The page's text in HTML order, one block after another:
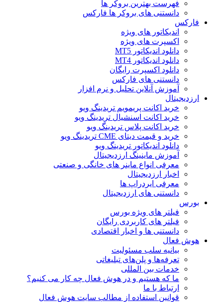
فهرست بهترین بروکر ها
دانستنی های بروکر ها فارکس
فارکس
اندیکاتور های ویژه
اکسپرت های ویژه
دانلود اندیکاتور MT5
دانلود اندیکاتور MT4
دانلود اکسپرت رایگان
دانستنی های فارکس
آموزش آنلاین تحلیل و نرم افزار
ارزدیجیتال
خرید اکانت پریمویم تریدینگ ویو
خرید اکانت اسنشیال تریدینگ ویو
خرید اکانت پلاس تریدینگ ویو
خرید و قیمت دیتای CME تریدینگ ویو
دانلود اندیکاتور تریدینگ ویو
آموزش ماینینگ ارزدیجیتال
معرفی انواع ماینر های خانگی و صنعتی
اخبار ارزدیجیتال
معرفی ایردراپ ها
دانستنی های ارزدیجیتال
بورس
فیلتر های ویژه بورس
فیلتر های کاربردی رایگان
دانستنی ها و اخبار اقتصادی
هوش فعال
بیانیه سلب مسئولیت
تعرفه‌ها و پلن‌های تبلیغاتی
خدمات بین المللی
ما که هستیم و در هوش فعال چه کار می کنیم؟
ارتباط با ما
قوانین استفاده از مطالب سایت هوش فعال